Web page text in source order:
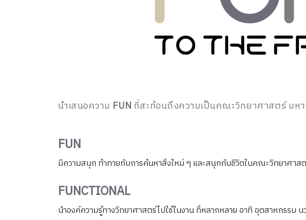
นำเสนอความ FUN ที่สะท้อนถึงความเป็นคณะวิทยาศาสตร์ มห
FUN
มีความสนุก ท้าทายกับการค้นหาสิ่งใหม่ ๆ และสนุกกับชีวิตในคณะวิทยาศาส
FUNCTIONAL
นําองค์ความรู้ทางวิทยาศาสตร์ไปใช้ในงาน ที่หลากหลาย อาทิ อุตสาหกรรม